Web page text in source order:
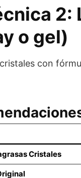
2:
o gel)
con
Cristales